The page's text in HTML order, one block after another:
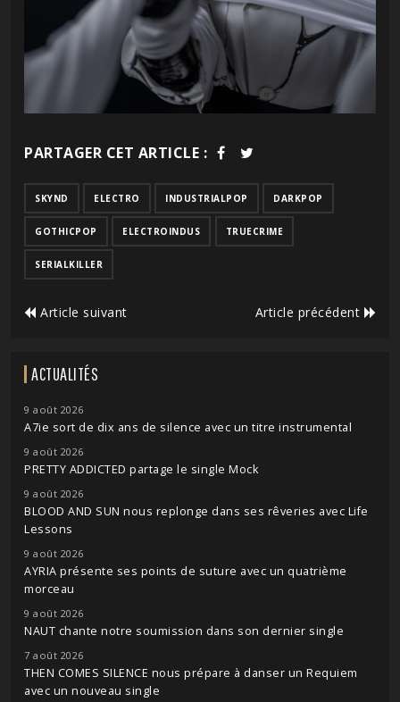
PARTAGER CET ARTICLE :
SKYND ELECTRO INDUSTRIALPOP DARKPOP
GOTHICPOP ELECTROINDUS TRUECRIME
SERIALKILLER
Article suivant Article précédent
ACTUALITÉS
9 août 2026
A7ie sort de dix ans de silence avec un titre instrumental
9 août 2026
PRETTY ADDICTED partage le single Mock
9 août 2026
BLOOD AND SUN nous replonge dans ses rêveries avec Life
Lessons
9 août 2026
AYRIA présente ses points de suture avec un quatrième
morceau
9 août 2026
NAUT chante notre soumission dans son dernier single
7 août 2026
THEN COMES SILENCE nous prépare à danser un Requiem
avec un nouveau single